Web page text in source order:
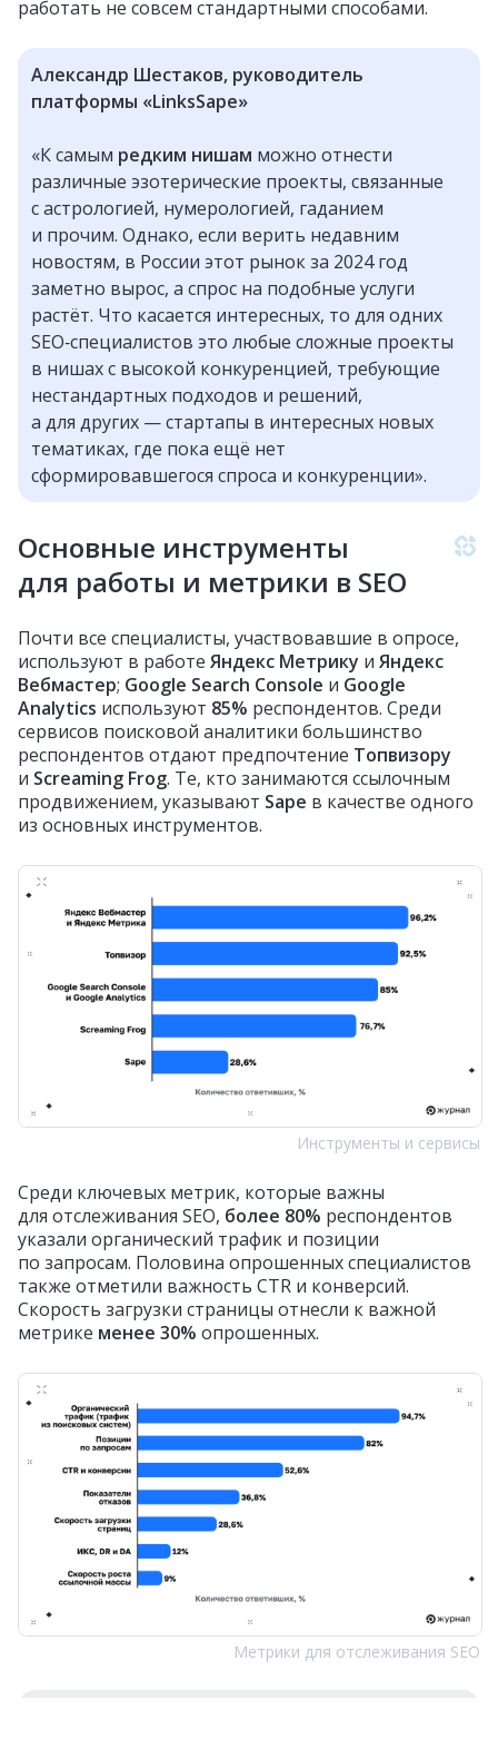
работать не совсем стандартными способами.
Александр Шестаков, руководитель
платформы «LinksSape»
«К самым редким нишам можно отнести
различные эзотерические проекты, связанные
с астрологией, нумерологией, гаданием
и прочим. Однако, если верить недавним
новостям, в России этот рынок за 2024 год
заметно вырос, а спрос на подобные услуги
растёт. Что касается интересных, то для одних
SEO‑специалистов это любые сложные проекты
в нишах с высокой конкуренцией, требующие
нестандартных подходов и решений,
а для других — стартапы в интересных новых
тематиках, где пока ещё нет
сформировавшегося спроса и конкуренции».
Основные инструменты
для работы и метрики в SEO
Почти все специалисты, участвовавшие в опросе,
используют в работе Яндекс Метрику и Яндекс
Вебмастер; Google Search Console и Google
Analytics используют 85% респондентов. Среди
сервисов поисковой аналитики большинство
респондентов отдают предпочтение Топвизору
и Screaming Frog. Те, кто занимаются ссылочным
продвижением, указывают Sape в качестве одного
из основных инструментов.
Инструменты и сервисы
Среди ключевых метрик, которые важны
для отслеживания SEO, более 80% респондентов
указали органический трафик и позиции
по запросам. Половина опрошенных специалистов
также отметили важность CTR и конверсий.
Скорость загрузки страницы отнесли к важной
метрике менее 30% опрошенных.
Метрики для отслеживания SEO